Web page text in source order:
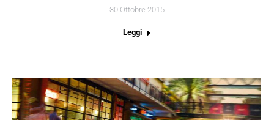
30 Ottobre 2015
Leggi